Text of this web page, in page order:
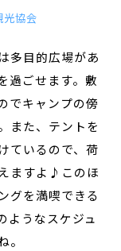
光協会
多目的広場があ
過ごせます。敷
でキャンプの傍
また、テントを
ているので、荷
ますよ♪このほ
グを満喫できる
ようなスケジュ